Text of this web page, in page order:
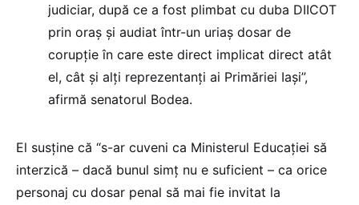
judiciar, după ce a fost plimbat cu duba DIICOT
prin oraș și audiat într-un uriaș dosar de
corupție în care este direct implicat direct atât
el, cât și alți reprezentanți ai Primăriei Iași”,
afirmă senatorul Bodea.
El susține că “s-ar cuveni ca Ministerul Educației să
interzică – dacă bunul simț nu e suficient – ca orice
personaj cu dosar penal să mai fie invitat la